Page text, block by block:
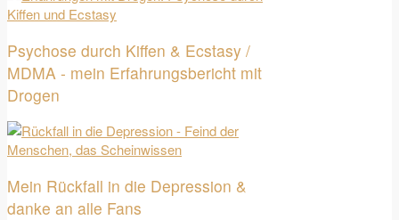
Psychose durch Kiffen & Ecstasy /
MDMA - mein Erfahrungsbericht mit
Drogen
Mein Rückfall in die Depression &
danke an alle Fans